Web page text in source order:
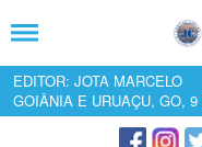
EDITOR: JOTA MARCELO
GOIÂNIA E URUAÇU, GO,